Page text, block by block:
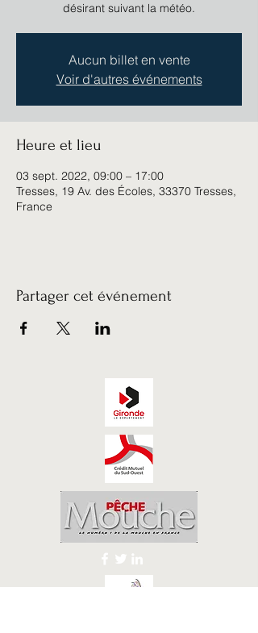
désirant suivant la météo.
Aucun billet en vente
Voir d'autres événements
Heure et lieu
03 sept. 2022, 09:00 – 17:00
Tresses, 19 Av. des Écoles, 33370 Tresses,
France
Partager cet événement